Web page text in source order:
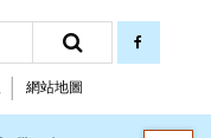
搜尋
網站地圖
華梵大學智慧